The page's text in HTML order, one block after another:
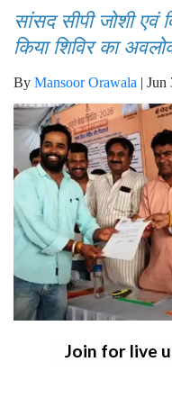
सांसद सीपी जोशी
किया शिविर का
By Mansoor Orawala | Jun
Join for live